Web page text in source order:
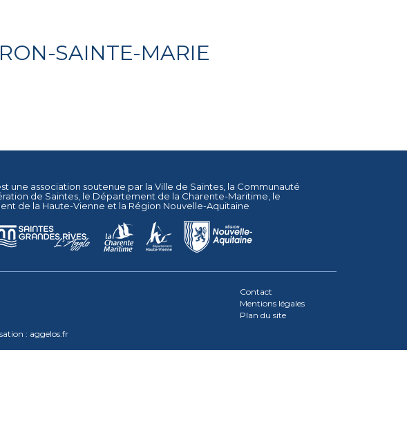
SAINTE-MARIE
une association soutenue par la Ville de Saintes , la Communauté
de Saintes , le Département de la Charente-Maritime , le
de la Haute-Vienne et la Région Nouvelle-Aquitaine
Contact
Mentions légales
Plan du site
: aggelos.fr